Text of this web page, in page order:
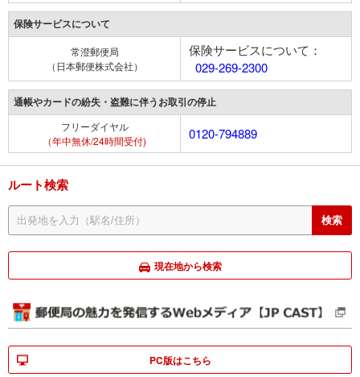
保険サービスについて
常澄郵便局
（日本郵便株式会社）
保険サービスについて：
029-269-2300
通帳やカードの紛失・盗難に伴うお取引の停止
フリーダイヤル
（年中無休/24時間受付)
0120-794889
ルート検索
現在地から検索
PC版はこちら